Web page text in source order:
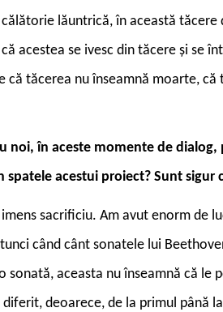
lăuntrică, în această tăcere
acestea se ivesc din tăcere și se
că tăcerea nu înseamnă moarte,
noi, în aceste momente de
spatele acestui proiect? Sunt sigur
sacrificiu. Am avut enorm de
când cânt sonatele lui
sonată, aceasta nu înseamnă că le
deoarece, de la primul până